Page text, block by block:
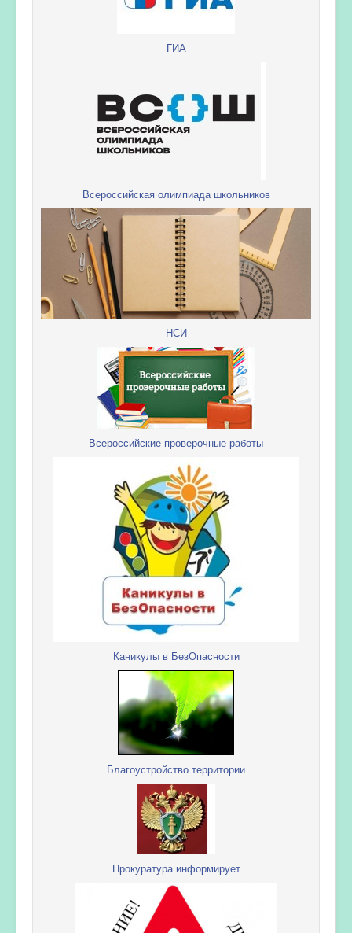
ГИА
Всероссийская олимпиада школьников
НСИ
Всероссийские проверочные работы
Каникулы в БезОпасности
Благоустройство территории
Прокуратура информирует